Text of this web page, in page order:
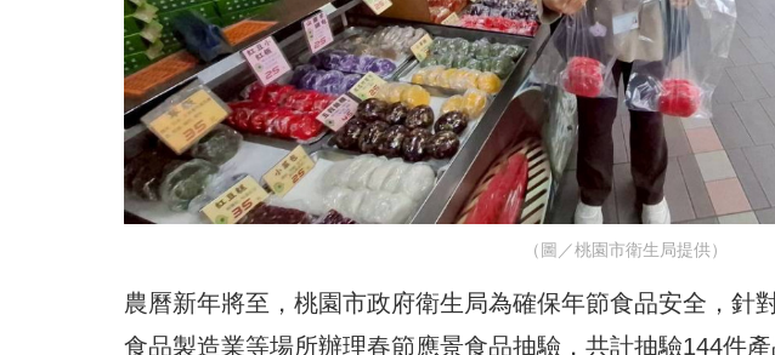
（圖／桃園市衛生局提供）
農曆新年將至，桃園市政府衛生局為確保年節食品安全，針
食品製造業等場所辦理春節應景食品抽驗，共計抽驗144件